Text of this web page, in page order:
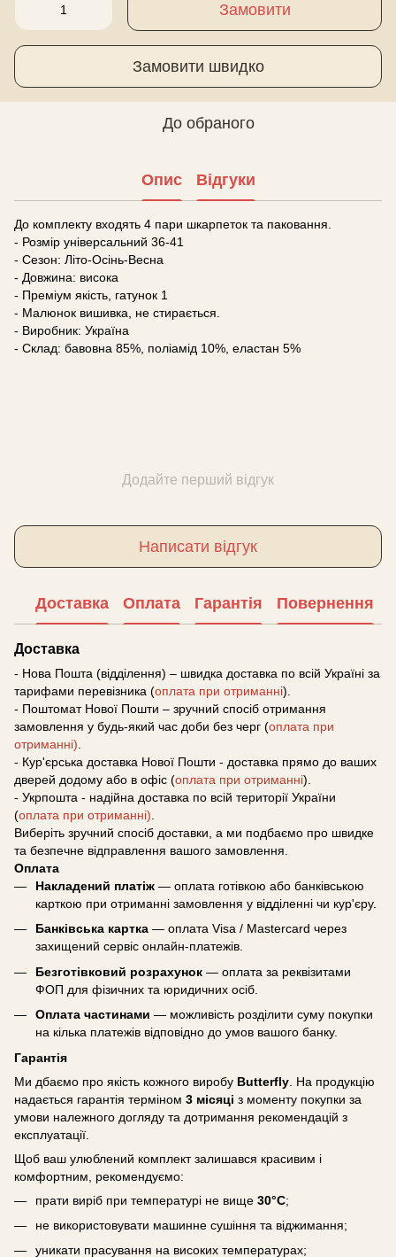
Замовити
Замовити швидко
До обраного
Опис Відгуки
До комплекту входять 4 пари шкарпеток та паковання.
- Розмір універсальний 36-41
- Сезон: Літо-Осінь-Весна
- Довжина: висока
- Преміум якість, гатунок 1
- Малюнок вишивка, не стирається.
- Виробник: Україна
- Склад: бавовна 85%, поліамід 10%, еластан 5%
Додайте перший відгук
Написати відгук
Доставка Оплата Гарантія Повернення
Доставка
- Нова Пошта (відділення) – швидка доставка по всій Україні за
тарифами перевізника (оплата при отриманні).
- Поштомат Нової Пошти – зручний спосіб отримання
замовлення у будь-який час доби без черг (оплата при
отриманні)
- Кур'єрська доставка Нової Пошти - доставка прямо до ваших
дверей додому або в офіс (оплата при отриманні).
- Укрпошта - надійна доставка по всій території України
(оплата при отриманні)
Виберіть зручний спосіб доставки, а ми подбаємо про швидке
та безпечне відправлення вашого замовлення.
Оплата
Накладений платіж — оплата готівкою або банківською
карткою при отриманні замовлення у відділенні чи кур'єру.
Банківська картка — оплата Visa / Mastercard через
захищений сервіс онлайн-платежів.
Безготівковий розрахунок — оплата за реквізитами
ФОП для фізичних та юридичних осіб.
Оплата частинами — можливість розділити суму покупки
на кілька платежів відповідно до умов вашого банку.
Гарантія
Ми дбаємо про якість кожного виробу Butterfly . На продукцію
надається гарантія терміном 3 місяці з моменту покупки за
умови належного догляду та дотримання рекомендацій з
експлуатації.
Щоб ваш улюблений комплект залишався красивим і
комфортним, рекомендуємо:
прати виріб при температурі не вище 30°C;
не використовувати машинне сушіння та віджимання;
уникати прасування на високих температурах;